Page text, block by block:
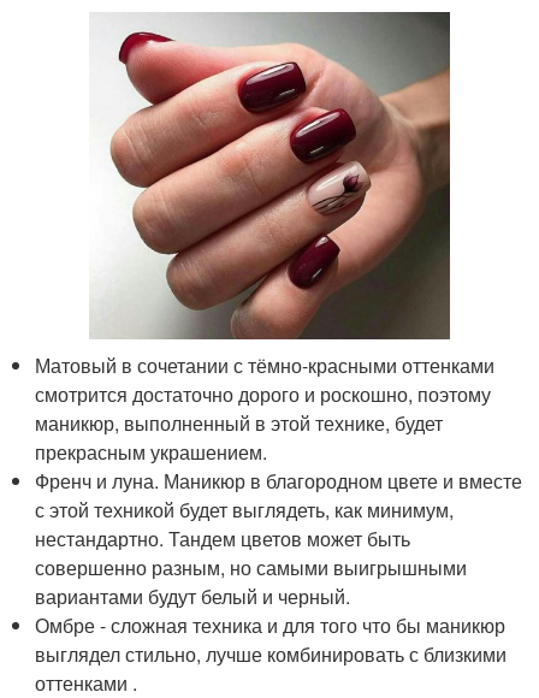
Матовый в сочетании с тёмно-красными оттенками
смотрится достаточно дорого и роскошно, поэтому
маникюр, выполненный в этой технике, будет
прекрасным украшением.
Френч и луна. Маникюр в благородном цвете и вместе
с этой техникой будет выглядеть, как минимум,
нестандартно. Тандем цветов может быть
совершенно разным, но самыми выигрышными
вариантами будут белый и черный.
Омбре - сложная техника и для того что бы маникюр
выглядел стильно, лучше комбинировать с близкими
оттенками .